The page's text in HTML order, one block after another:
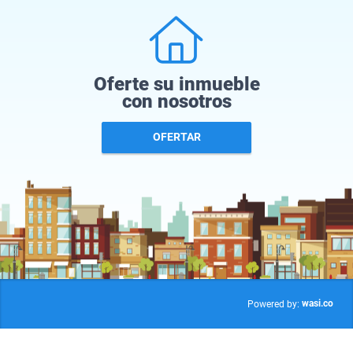
Oferte su inmueble
con nosotros
OFERTAR
Powered by: wasi.co